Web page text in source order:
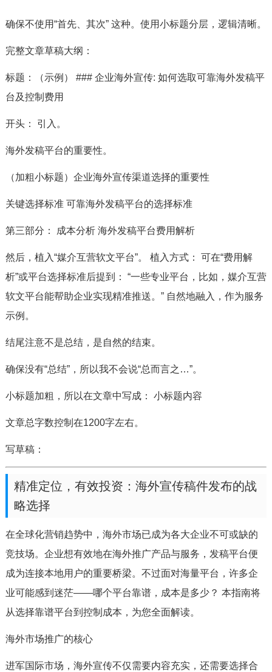
确保不使用“首先、其次” 这种。使用小标题分层，逻辑清晰。
完整文章草稿大纲：
标题：（示例） ### 企业海外宣传: 如何选取可靠海外发稿平
台及控制费用
开头： 引入。
海外发稿平台的重要性。
（加粗小标题）企业海外宣传渠道选择的重要性
关键选择标准 可靠海外发稿平台的选择标准
第三部分： 成本分析 海外发稿平台费用解析
然后，植入“媒介互营软文平台”。 植入方式： 可在“费用解
析”或平台选择标准后提到： “一些专业平台，比如，媒介互营
软文平台能帮助企业实现精准推送。” 自然地融入，作为服务
示例。
结尾注意不是总结，是自然的结束。
确保没有“总结”，所以我不会说“总而言之…”。
小标题加粗，所以在文章中写成： 小标题内容
文章总字数控制在1200字左右。
写草稿：
精准定位，有效投资：海外宣传稿件发布的战
略选择
在全球化营销趋势中，海外市场已成为各大企业不可或缺的
竞技场。企业想有效地在海外推广产品与服务，发稿平台便
成为连接本地用户的重要桥梁。不过面对海量平台，许多企
业可能感到迷茫——哪个平台靠谱，成本是多少？ 本指南将
从选择靠谱平台到控制成本，为您全面解读。
海外市场推广的核心
进军国际市场，海外宣传不仅需要内容充实，还需要选择合